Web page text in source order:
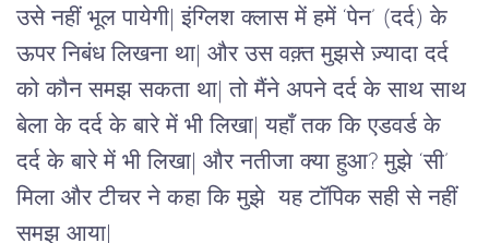
उसे नहीं भूल पायेगी| इंग्लिश क्लास में हमें ‘पेन’ (दर्द) के
ऊपर निबंध लिखना था| और उस वक़्त मुझसे ज़्यादा दर्द
को कौन समझ सकता था| तो मैंने अपने दर्द के साथ साथ
बेला के दर्द के बारे में भी लिखा| यहाँ तक कि एडवर्ड के
दर्द के बारे में भी लिखा| और नतीजा क्या हुआ? मुझे ‘सी’
मिला और टीचर ने कहा कि मुझे  यह टॉपिक सही से नहीं
समझ आया|